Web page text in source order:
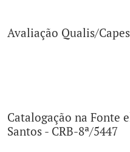
Avaliação Qualis/Capes
Catalogação na Fonte
Santos - CRB-8ª/5447